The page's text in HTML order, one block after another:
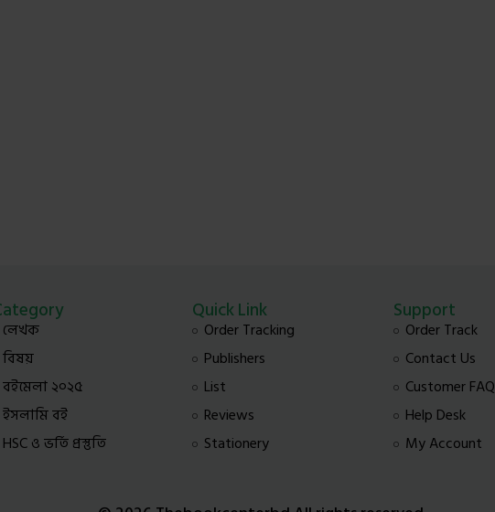
লেখক
বিষয়
বইমেলা ২০২৫
ইসলামি বই
HSC ও ভর্তি প্রস্তুতি
Quick Link
Order Tracking
Publishers
List
Reviews
Stationery
Support
Order Track
Contact Us
Customer FAQ
Help Desk
My Account